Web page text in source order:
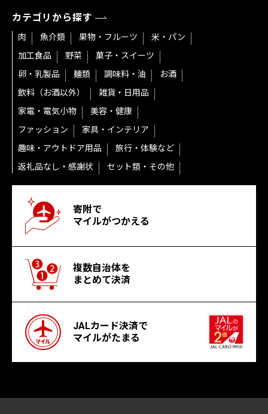
カテゴリから探す
肉 魚介類 果物・フルーツ
米・パン
加工食品
野菜
菓子・スイーツ
卵・乳製品
麺類 調味料・油
お酒
飲料（お酒以外）
雑貨・日用品
家電・電気小物
美容・健康
ファッション
家具・インテリア
趣味・アウトドア用品
旅行・体験など
返礼品なし・感謝状
セット類・その他
寄附で
マイルがつかえる
複数自治体を
まとめて決済
JALカード決済で
マイルがたまる